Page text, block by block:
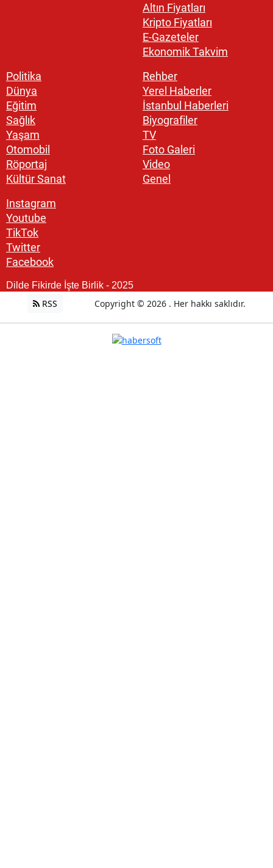
Altın Fiyatları
Kripto Fiyatları
E-Gazeteler
Ekonomik Takvim
Politika
Dünya
Eğitim
Sağlık
Yaşam
Otomobil
Röportaj
Kültür Sanat
Rehber
Yerel Haberler
İstanbul Haberleri
Biyografiler
TV
Foto Galeri
Video
Genel
Instagram
Youtube
TikTok
Twitter
Facebook
Dilde Fikirde İşte Birlik - 2025
RSS Copyright © 2026 . Her hakkı saklıdır.